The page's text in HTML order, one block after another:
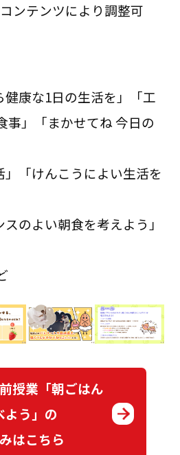
ンテンツにより調整可
康な1日の生活を」「工
事」「まかせてね 今日の
「けんこうによい生活を
のよい朝食を考えよう」
授業「朝ごはん
よう」の
はこちら